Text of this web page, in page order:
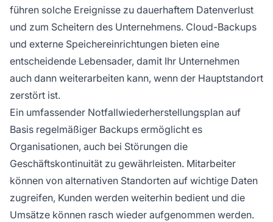
führen solche Ereignisse zu dauerhaftem Datenverlust
und zum Scheitern des Unternehmens. Cloud-Backups
und externe Speichereinrichtungen bieten eine
entscheidende Lebensader, damit Ihr Unternehmen
auch dann weiterarbeiten kann, wenn der Hauptstandort
zerstört ist.
Ein umfassender Notfallwiederherstellungsplan auf
Basis regelmäßiger Backups ermöglicht es
Organisationen, auch bei Störungen die
Geschäftskontinuität zu gewährleisten. Mitarbeiter
können von alternativen Standorten auf wichtige Daten
zugreifen, Kunden werden weiterhin bedient und die
Umsätze können rasch wieder aufgenommen werden.